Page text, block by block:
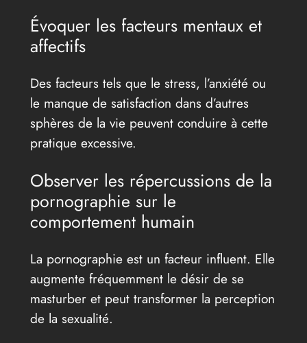
Évoquer les facteurs mentaux et
affectifs
Des facteurs tels que le stress, l’anxiété ou
le manque de satisfaction dans d’autres
sphères de la vie peuvent conduire à cette
pratique excessive.
Observer les répercussions de la
pornographie sur le
comportement humain
La pornographie est un facteur influent. Elle
augmente fréquemment le désir de se
masturber et peut transformer la perception
de la sexualité.